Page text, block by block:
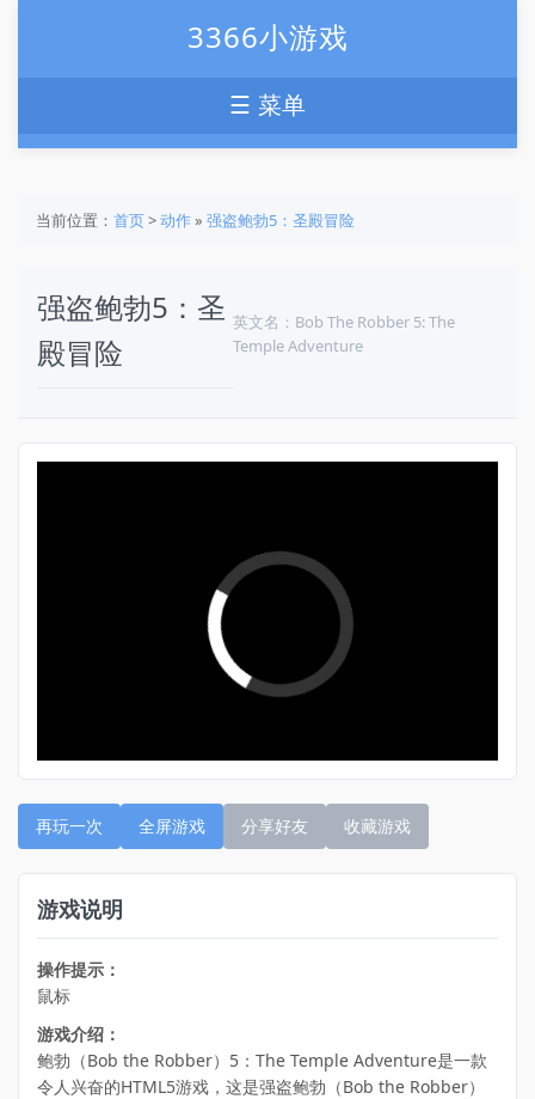
3366小游戏
☰ 菜单
当前位置： 首页>动作» 强盗鲍勃5：圣殿冒险
强盗鲍勃5：圣
殿冒险
英文名：Bob The Robber 5: The
Temple Adventure
再玩一次 全屏游戏 分享好友 收藏游戏
游戏说明
操作提示：
鼠标
游戏介绍：
鲍勃（Bob the Robber）5：The Temple Adventure是一款
令人兴奋的HTML5游戏，这是强盗鲍勃（Bob the Robber）